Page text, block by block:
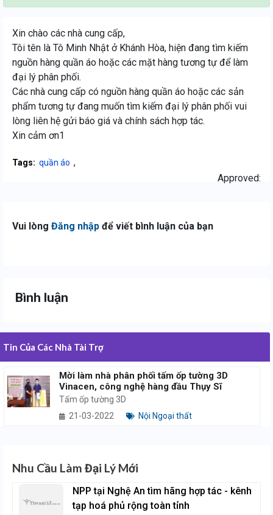
Xin chào các nhà cung cấp,
Tôi tên là Tô Minh Nhật ở Khánh Hòa, hiện đang tìm kiếm
nguồn hàng quần áo hoặc các mặt hàng tương tự để làm
đại lý phân phối.
Các nhà cung cấp có nguồn hàng quần áo hoặc các sản
phẩm tương tự đang muốn tìm kiếm đại lý phân phối vui
lòng liên hệ gửi báo giá và chính sách hợp tác.
Xin cảm ơn1
Tags: quần áo ,
Approved:
Vui lòng Đăng nhập để viết bình luận của bạn
Bình luận
Tin Của Các Nhà Tài Trợ
Mời làm nhà phân phối tấm ốp tường 3D
Vinacen, công nghệ hàng đầu Thụy Sĩ
Tấm ốp tường 3D
21-03-2022
Nội Ngoại thất
Nhu Cầu Làm Đại Lý Mới
NPP tại Nghệ An tìm hãng hợp tác - kênh
tạp hoá phủ rộng toàn tỉnh